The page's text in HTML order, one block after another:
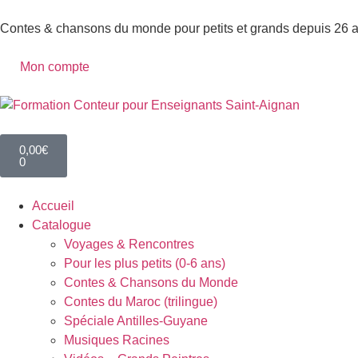
Contes & chansons du monde pour petits et grands depuis 26
Mon compte
0,00€
0
Accueil
Catalogue
Voyages & Rencontres
Pour les plus petits (0-6 ans)
Contes & Chansons du Monde
Contes du Maroc (trilingue)
Spéciale Antilles-Guyane
Musiques Racines